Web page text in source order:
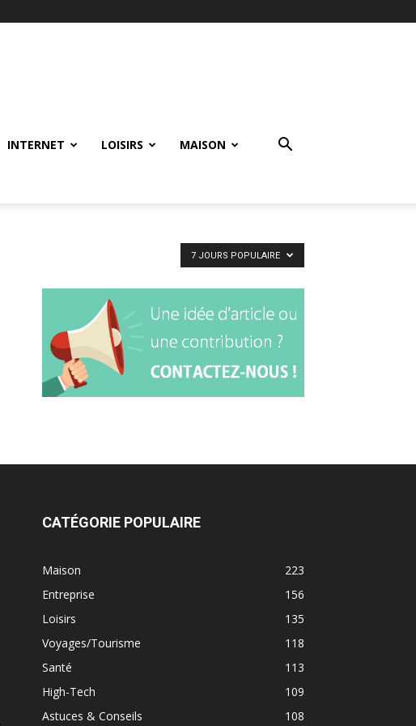
INTERNET LOISIRS MAISON
7 JOURS POPULAIRE
CATÉGORIE POPULAIRE
Maison
223
Entreprise
156
Loisirs
135
Voyages/Tourisme
118
Santé
113
High-Tech
109
Astuces & Conseils
108